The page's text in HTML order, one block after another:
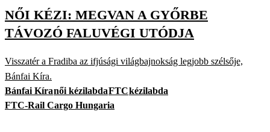
NŐI KÉZI: MEGVAN A GYŐRBE
TÁVOZÓ FALUVÉGI UTÓDJA
Visszatér a Fradiba az ifjúsági világbajnokság legjobb szélsője,
Bánfai Kíra.
Bánfai Kíranői kézilabdaFTCkézilabda
FTC-Rail Cargo Hungaria